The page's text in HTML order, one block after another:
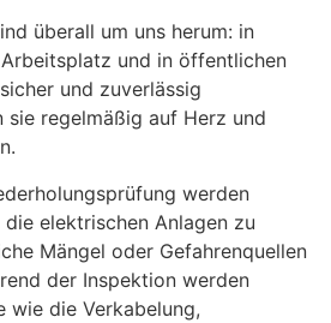
überall um uns herum: in
Arbeitsplatz und in öffentlichen
und zuverlässig
sie regelmäßig auf Herz und
werden
elektrischen Anlagen zu
Mängel oder Gefahrenquellen
der Inspektion werden
wie die Verkabelung,